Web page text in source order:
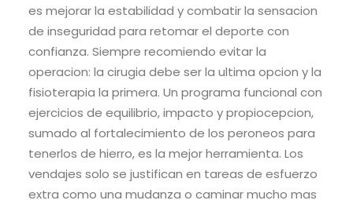
es mejorar la estabilidad y combatir la sensacion
de inseguridad para retomar el deporte con
confianza. Siempre recomiendo evitar la
operacion: la cirugia debe ser la ultima opcion y la
fisioterapia la primera. Un programa funcional con
ejercicios de equilibrio, impacto y propiocepcion,
sumado al fortalecimiento de los peroneos para
tenerlos de hierro, es la mejor herramienta. Los
vendajes solo se justifican en tareas de esfuerzo
extra como una mudanza o caminar mucho mas